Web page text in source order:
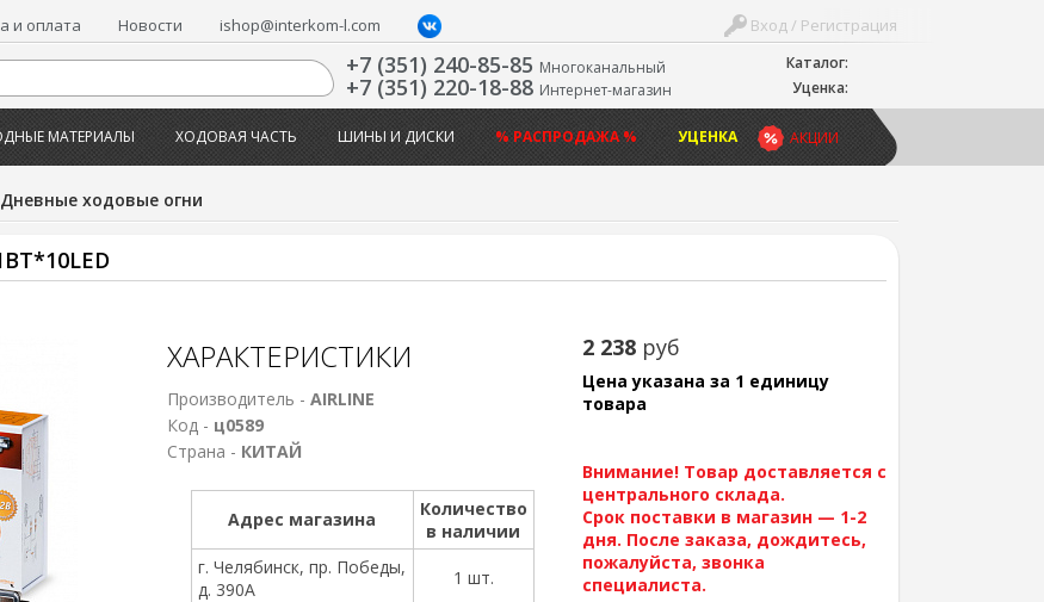
Каталог:
Уценка:
Вход / Регистрация
и оплата Новости ishop@interkom-l.com
+7 (351) 240-85-85 Многоканальный
+7 (351) 220-18-88 Интернет-магазин
АКЦИИ
МАТЕРИАЛЫ ХОДОВАЯ ЧАСТЬ ШИНЫ И ДИСКИ % РАСПРОДАЖА % УЦЕНКА
Дневные ходовые огни
2 238 руб
Цена указана за 1 единицу
товара
Внимание! Товар доставляется с
центрального склада.
Срок поставки в магазин — 1-2
дня. После заказа, дождитесь,
пожалуйста, звонка
специалиста.
ХАРАКТЕРИСТИКИ
Производитель - AIRLINE
Код - ц0589
Страна - КИТАЙ
Адрес магазина
Количество
в наличии
г. Челябинск, пр. Победы,
д. 390А
1 шт.